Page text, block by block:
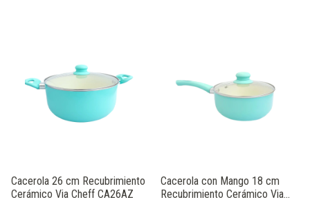
Cacerola 26 cm Recubrimiento
Cerámico Via Cheff CA26AZ
Cacerola con Mango 18 cm
Recubrimiento Cerámico Via